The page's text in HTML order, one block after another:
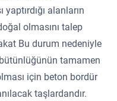
yaptırdığı alanların
olmasını talep
Bu durum nedeniyle
tamamen
için beton bordür
taşlardandır.